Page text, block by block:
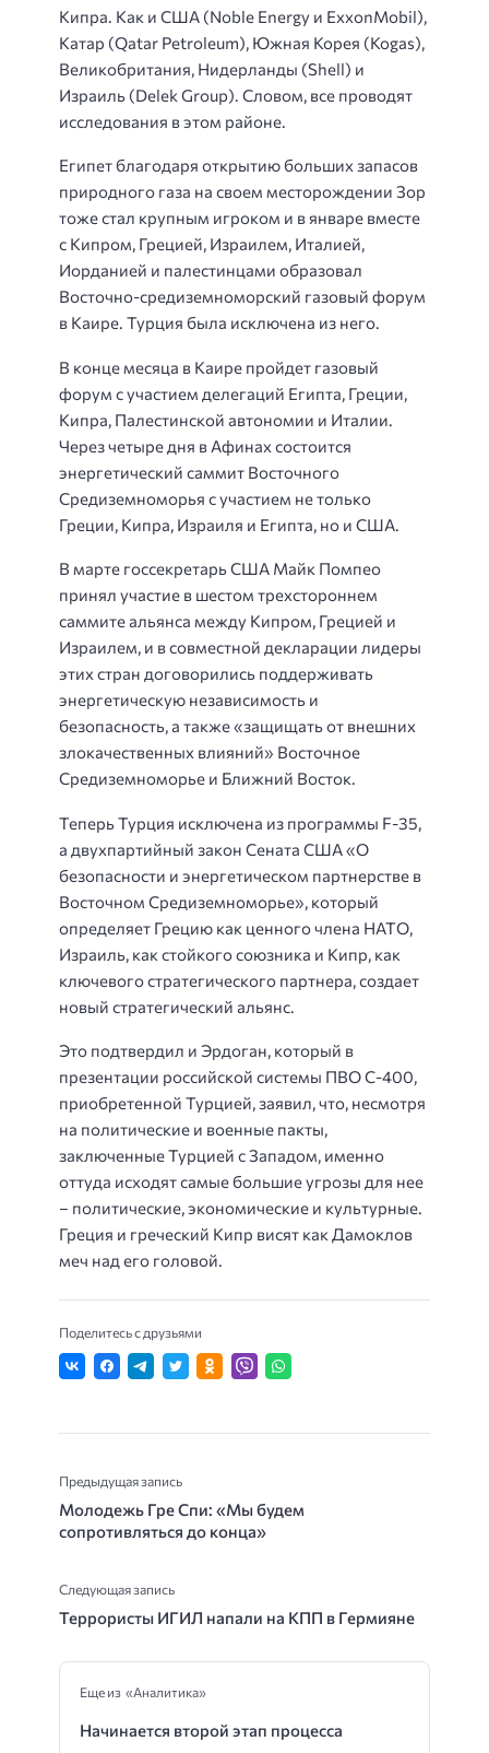
Кипра. Как и США (Noble Energy и ExxonMobil),
Катар (Qatar Petroleum), Южная Корея (Kogas),
Великобритания, Нидерланды (Shell) и
Израиль (Delek Group). Словом, все проводят
исследования в этом районе.
Египет благодаря открытию больших запасов
природного газа на своем месторождении Зор
тоже стал крупным игроком и в январе вместе
с Кипром, Грецией, Израилем, Италией,
Иорданией и палестинцами образовал
Восточно-средиземноморский газовый форум
в Каире. Турция была исключена из него.
В конце месяца в Каире пройдет газовый
форум с участием делегаций Египта, Греции,
Кипра, Палестинской автономии и Италии.
Через четыре дня в Афинах состоится
энергетический саммит Восточного
Средиземноморья с участием не только
Греции, Кипра, Израиля и Египта, но и США.
В марте госсекретарь США Майк Помпео
принял участие в шестом трехстороннем
саммите альянса между Кипром, Грецией и
Израилем, и в совместной декларации лидеры
этих стран договорились поддерживать
энергетическую независимость и
безопасность, а также «защищать от внешних
злокачественных влияний» Восточное
Средиземноморье и Ближний Восток.
Теперь Турция исключена из программы F-35,
а двухпартийный закон Сената США «О
безопасности и энергетическом партнерстве в
Восточном Средиземноморье», который
определяет Грецию как ценного члена НАТО,
Израиль, как стойкого союзника и Кипр, как
ключевого стратегического партнера, создает
новый стратегический альянс.
Это подтвердил и Эрдоган, который в
презентации российской системы ПВО С-400,
приобретенной Турцией, заявил, что, несмотря
на политические и военные пакты,
заключенные Турцией с Западом, именно
оттуда исходят самые большие угрозы для нее
– политические, экономические и культурные.
Греция и греческий Кипр висят как Дамоклов
меч над его головой.
Поделитесь с друзьями
Предыдущая запись
Молодежь Гре Спи: «Мы будем
сопротивляться до конца»
Следующая запись
Террористы ИГИЛ напали на КПП в Гермияне
Еще из «Аналитика»
Начинается второй этап процесса